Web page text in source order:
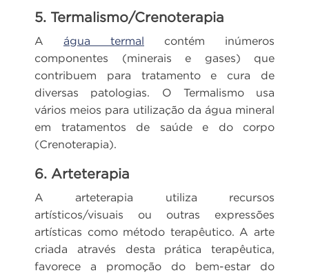
5. Termalismo/Crenoterapia
A água termal contém inúmeros
componentes (minerais e gases) que
contribuem para tratamento e cura de
diversas patologias. O Termalismo usa
vários meios para utilização da água mineral
em tratamentos de saúde e do corpo
(Crenoterapia).
6. Arteterapia
A arteterapia utiliza recursos
artísticos/visuais ou outras expressões
artísticas como método terapêutico. A arte
criada através desta prática terapêutica,
favorece a promoção do bem-estar do